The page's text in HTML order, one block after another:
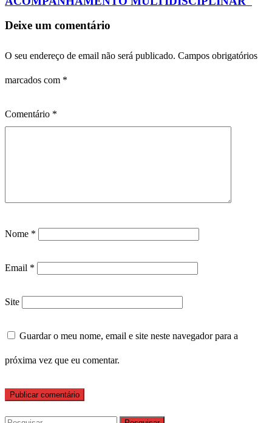
Deixe um comentário
O seu endereço de email não será publicado. Campos obrigatórios
marcados com *
Comentário *
Nome *
Email *
Site
Guardar o meu nome, email e site neste navegador para a
próxima vez que eu comentar.